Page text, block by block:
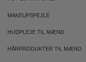
MAKEUPSPEJLE
HUDPLEJE TIL MÆND
HÅRPRODUKTER TIL MÆND